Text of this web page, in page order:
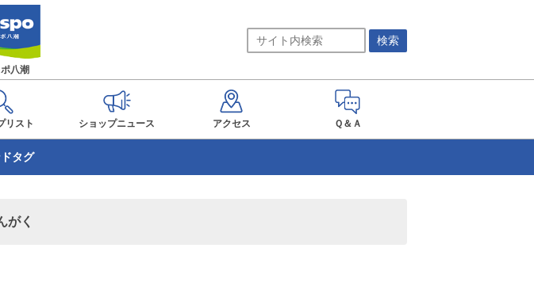
八潮
リスト ショップニュース アクセス Ｑ＆Ａ
タグ
がく